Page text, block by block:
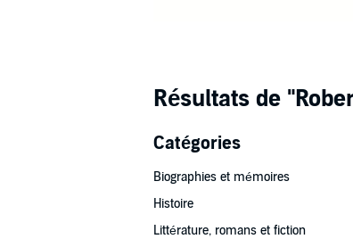
Résultats de
Catégories
Biographies et mémoires
Histoire
Littérature, romans et fiction